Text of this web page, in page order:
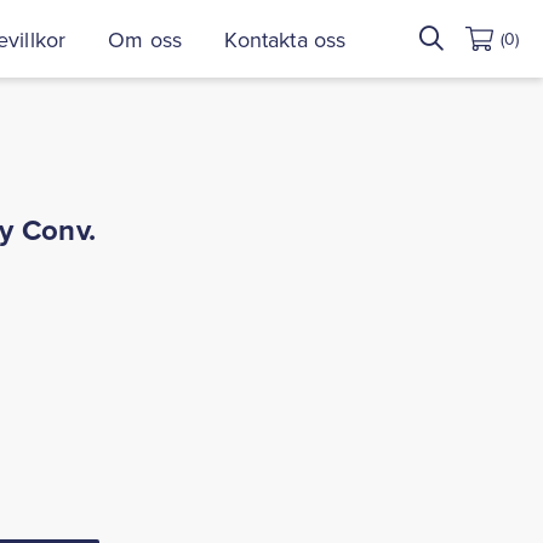
Om oss Kontakta oss
Sök
efter:
(0)
Conv.